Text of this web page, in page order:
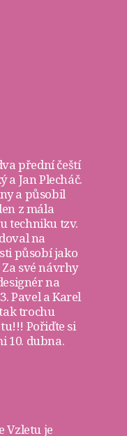
přední čeští
a Jan Plecháč.
a působil
z mála
techniku tzv.
na
působí jako
své návrhy
na
Pavel a Karel
trochu
Pořiďte si
10. dubna.
Vzletu je